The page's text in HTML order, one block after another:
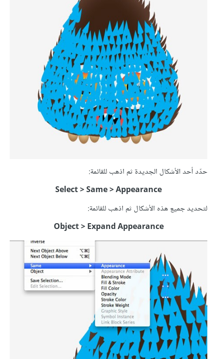
حدّد أحد الأشكال الجديدة ثم اذهب للقائمة:
Select > Same > Appearance
لتحديد جميع هذه الأشكال ثم اذهب للقائمة:
Object > Expand Appearance